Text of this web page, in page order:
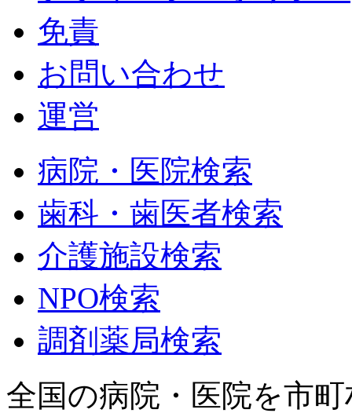
免責
お問い合わせ
運営
病院・医院検索
歯科・歯医者検索
介護施設検索
NPO検索
調剤薬局検索
全国の病院・医院を市